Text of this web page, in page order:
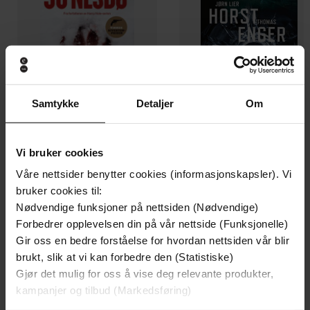
Samtykke Detaljer Om
Vi bruker cookies
Våre nettsider benytter cookies (informasjonskapsler). Vi
bruker cookies til:
Nødvendige funksjoner på nettsiden (Nødvendige)
Forbedrer opplevelsen din på vår nettside (Funksjonelle)
Gir oss en bedre forståelse for hvordan nettsiden vår blir
brukt, slik at vi kan forbedre den (Statistiske)
Gjør det mulig for oss å vise deg relevante produkter,
kampanjer og tilbud (Markedsføring)
199,-
Minnesota
Jo Nesbø
EBOK
Utskudd
EBOK
Undertittel forteljing